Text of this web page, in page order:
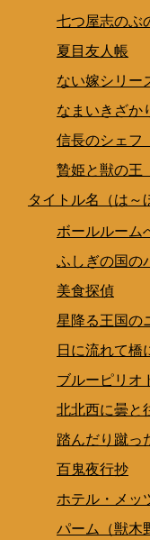
七つ屋志のぶ
夏目友人帳
ない嫁シリー
なまいきざか
信長のシェフ
贄姫と獣の王
タイトル名（は～
ボールルーム
ふしぎの国の
美食探偵
星降る王国の
日に流れて橋
ブルーピリオ
北北西に曇と
踏んだり蹴っ
百鬼夜行抄
ホテル・メッ
パーム（獣木